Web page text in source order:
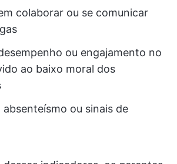
colaborar ou se comunicar
ou engajamento no
ao baixo moral dos
ou sinais de